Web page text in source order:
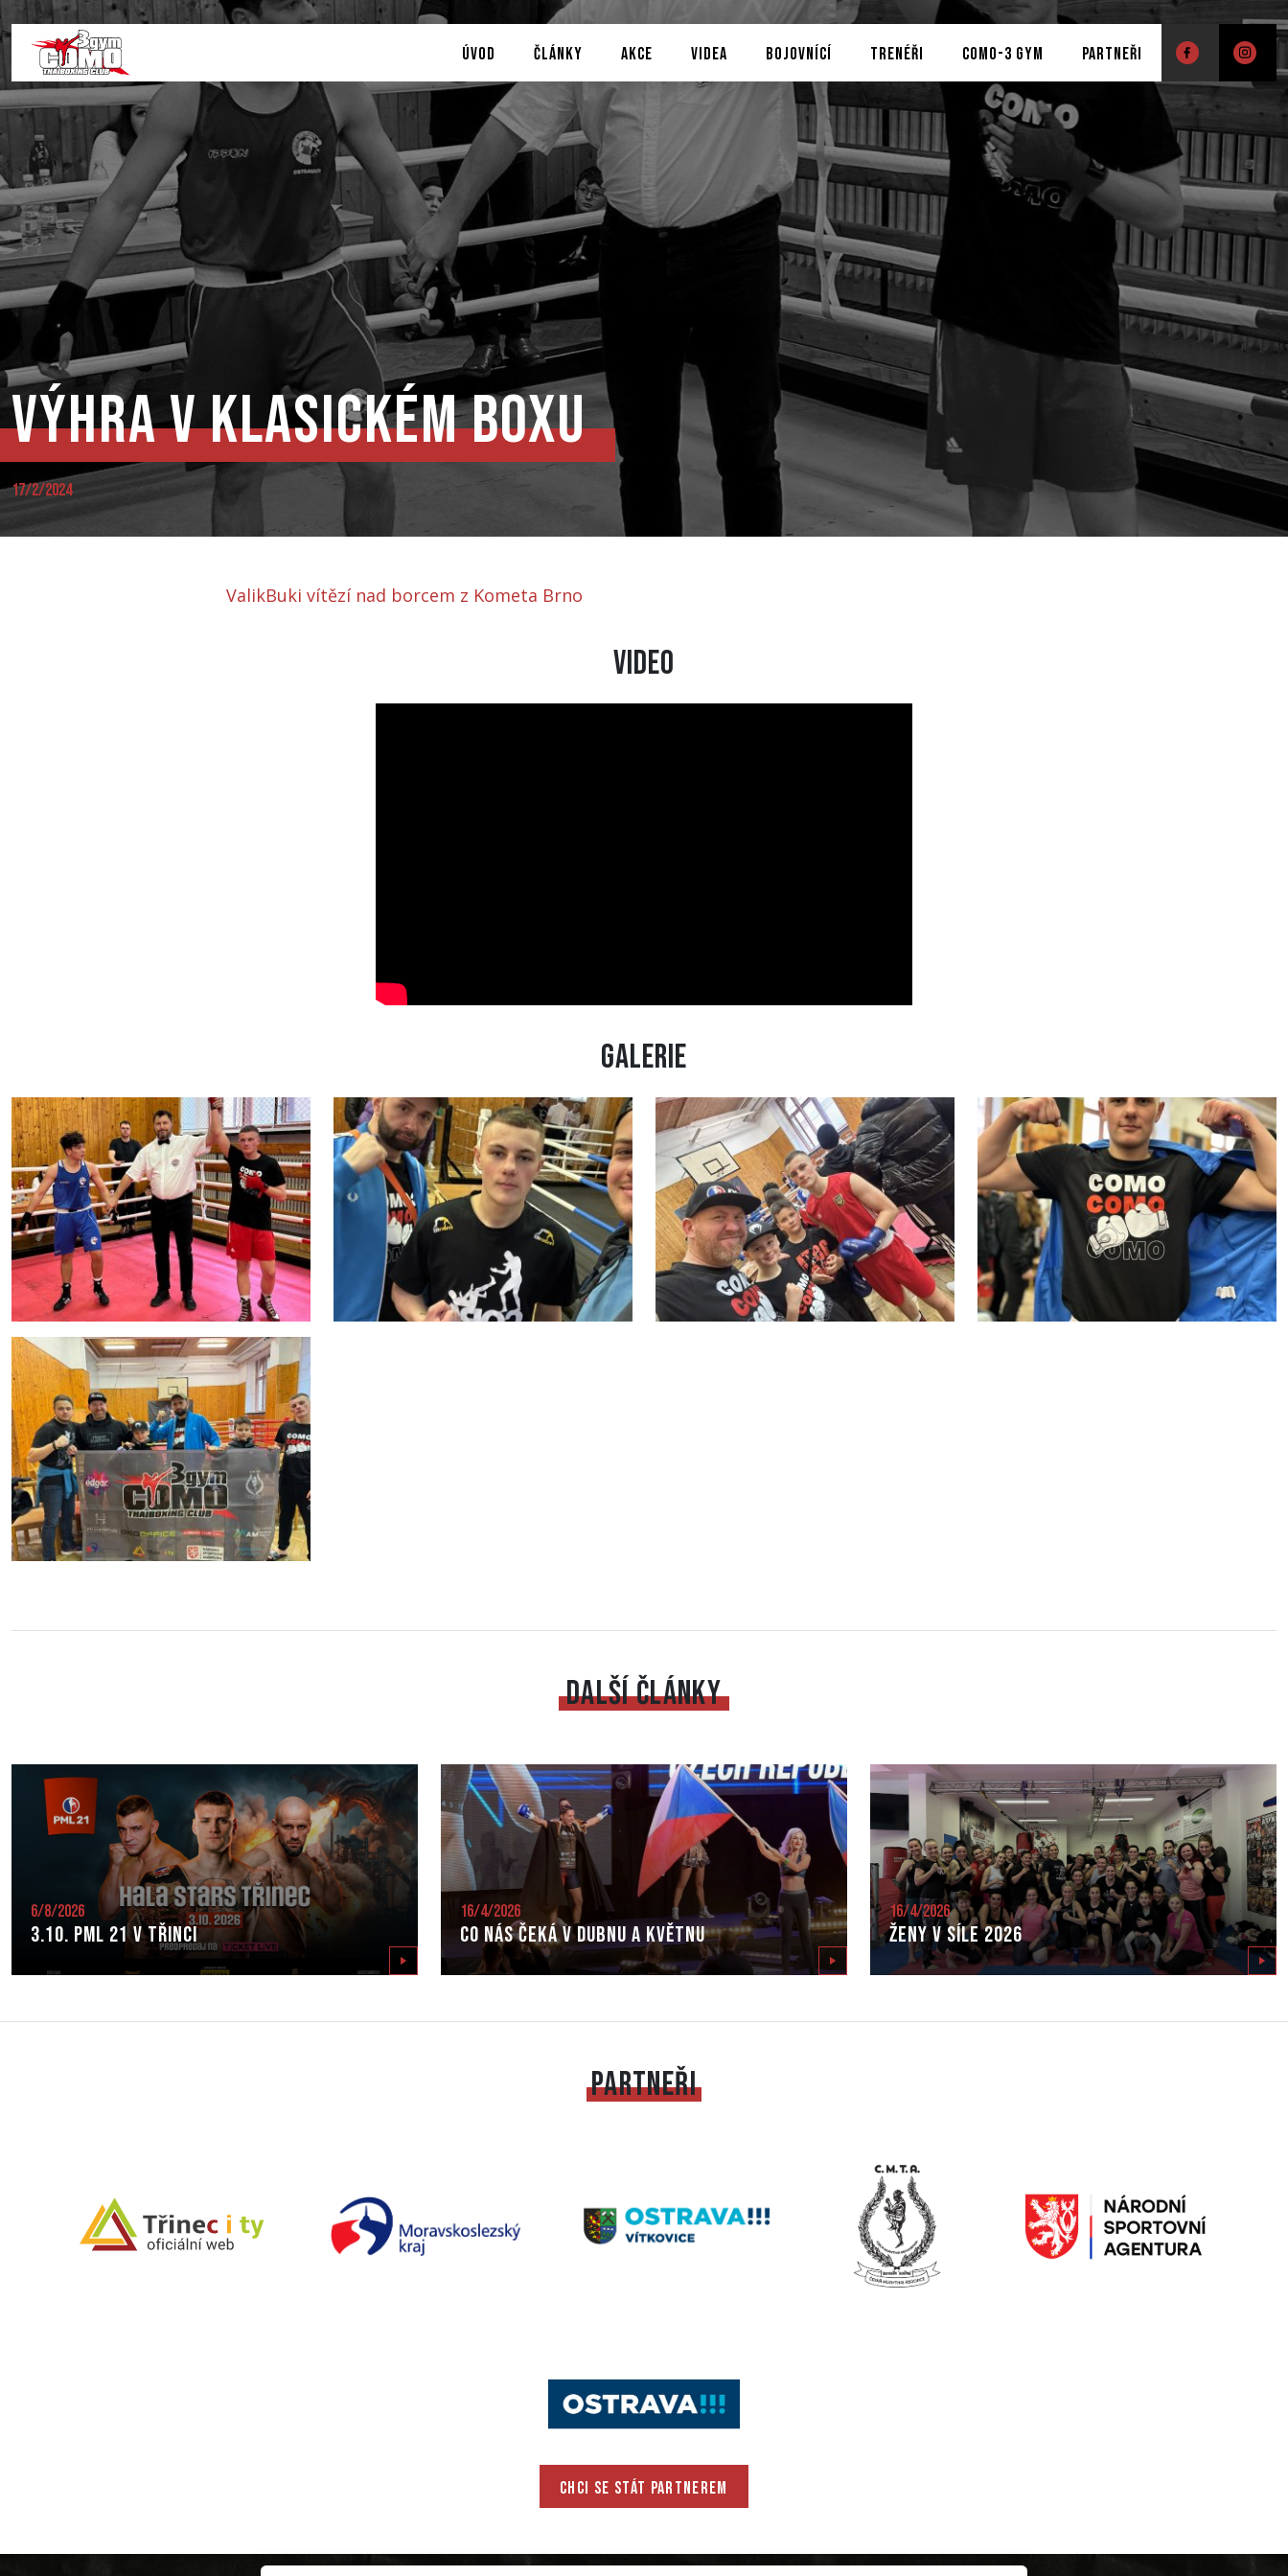
ÚVOD ČLÁNKY AKCE VIDEA BOJOVNÍCÍ TRENÉŘI COMO-3 GYM PARTNEŘI
Výhra v klasickém boxu
17/2/2024
ValikBuki vítězí nad borcem z Kometa Brno
Video
Galerie
DALŠÍ ČLÁNKY
6/8/2026
3.10. PML 21 v Třinci
16/4/2026
Co nás čeká v dubnu a květnu
Zobrazit
16/4/2026
Ženy v síle 2026
Zobrazit
PARTNEŘI
CHCI SE STÁT PARTNEREM